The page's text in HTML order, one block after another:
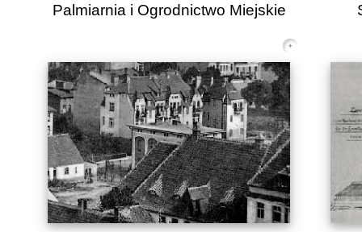
Palmiarnia i Ogrodnictwo Miejskie